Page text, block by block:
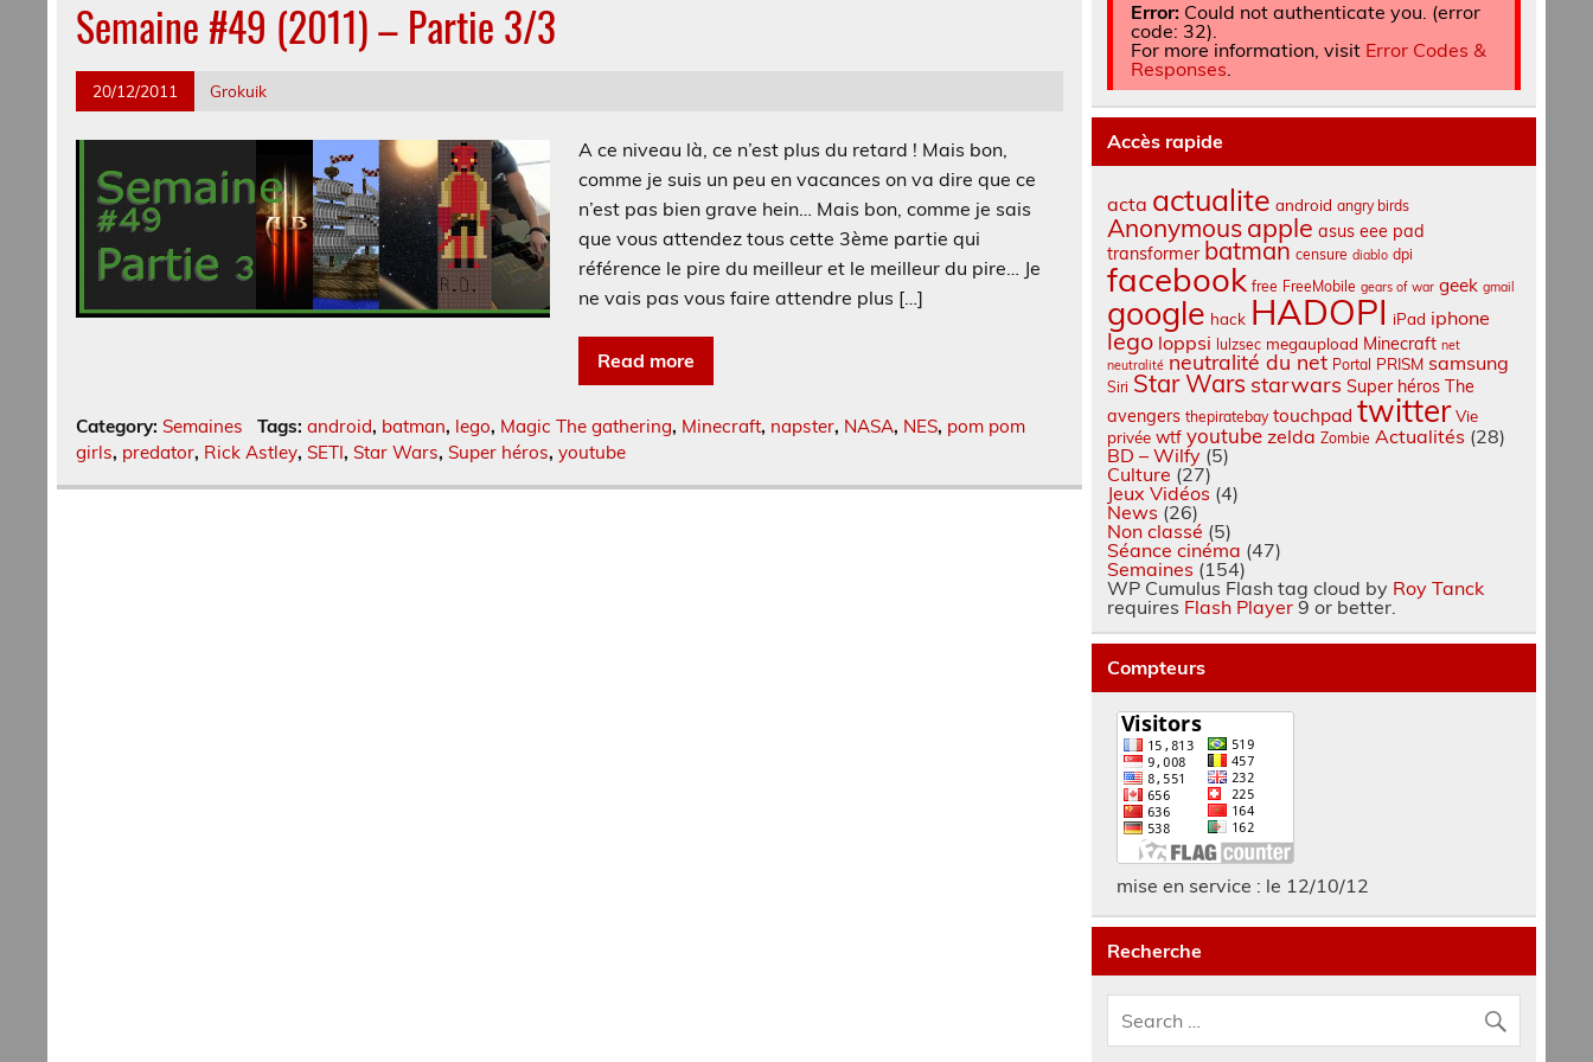
Semaine #49 (2011) – Partie 3/3
20/12/2011 Grokuik
A ce niveau là, ce n’est plus du retard ! Mais bon,
comme je suis un peu en vacances on va dire que ce
n’est pas bien grave hein… Mais bon, comme je sais
que vous attendez tous cette 3ème partie qui
référence le pire du meilleur et le meilleur du pire… Je
ne vais pas vous faire attendre plus […]
Read more
Category: Semaines Tags: android, batman, lego, Magic The gathering, Minecraft, napster, NASA, NES, pom pom
girls, predator, Rick Astley, SETI, Star Wars, Super héros,youtube
Error: Could not authenticate you. (error
code: 32).
For more information, visit Error Codes &
Responses
Accès rapide
acta actualite android angry birds
Anonymousapple asus eee pad
transformer batman censure diablo dpi
facebook free FreeMobile gears of war geek gmail
google hack HADOPI iPad iphone
lego loppsi lulzsec megaupload Minecraft net
neutralité neutralité du net Portal PRISM samsung
Siri Star Wars starwars Super héros The
avengers thepiratebay touchpad twitter Vie
privée wtf youtube zelda Zombie Actualités (28)
BD – Wilfy (5)
Culture (27)
Jeux Vidéos (4)
News (26)
Non classé (5)
Séance cinéma (47)
Semaines (154)
WP Cumulus Flash tag cloud by Roy Tanck
requires Flash Player 9 or better.
Compteurs
mise en service : le 12/10/12
Recherche